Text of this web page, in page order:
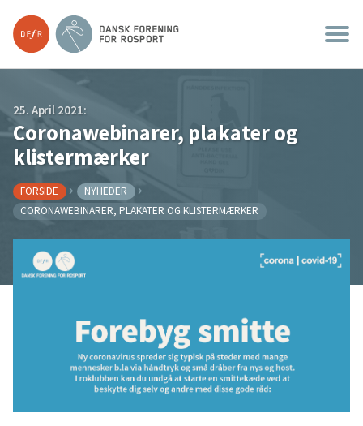
25. April 2021:
Coronawebinarer, plakater og
klistermærker
FORSIDE
NYHEDER
CORONAWEBINARER, PLAKATER OG KLISTERMÆRKER